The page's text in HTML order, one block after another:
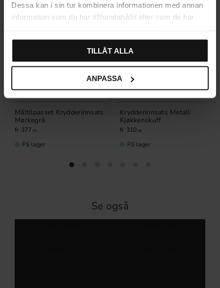
Dessa kan i sin tur kombinera informationen med annan
information som du har tillhandahållit eller som de har
TILLÅT ALLA
ANPASSA
Måltilpasset Krydderinnsats
Mørkegrå
377 KR
På lager
Krydderinnsats Metall
Kjøkkenskuff
310KR
På lager
Se også